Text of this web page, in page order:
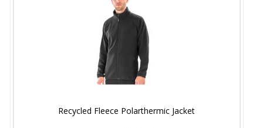
Recycled Fleece Polarthermic Jacket